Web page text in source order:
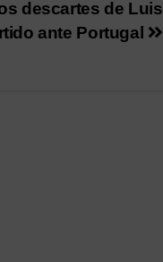
descartes de Luis
ante Portugal